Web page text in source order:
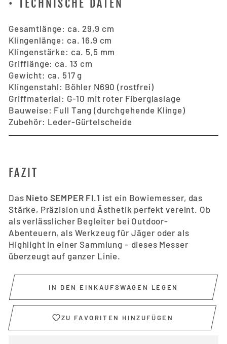
• TECHNISCHE DATEN
Gesamtlänge: ca. 29,9 cm
Klingenlänge: ca. 16,9 cm
Klingenstärke: ca. 5,5 mm
Grifflänge: ca. 13 cm
Gewicht: ca. 517 g
Klingenstahl: Böhler N690 (rostfrei)
Griffmaterial: G-10 mit roter Fiberglaslage
Bauweise: Full Tang (durchgehende Klinge)
Zubehör: Leder-Gürtelscheide
FAZIT
Das Nieto SEMPER FI.1 ist ein Bowiemesser, das
Stärke, Präzision und Ästhetik perfekt vereint. Ob
als verlässlicher Begleiter bei Outdoor-
Abenteuern, als Werkzeug für Jäger oder als
Highlight in einer Sammlung – dieses Messer
überzeugt auf ganzer Linie.
IN DEN EINKAUFSWAGEN LEGEN
ZU FAVORITEN HINZUFÜGEN